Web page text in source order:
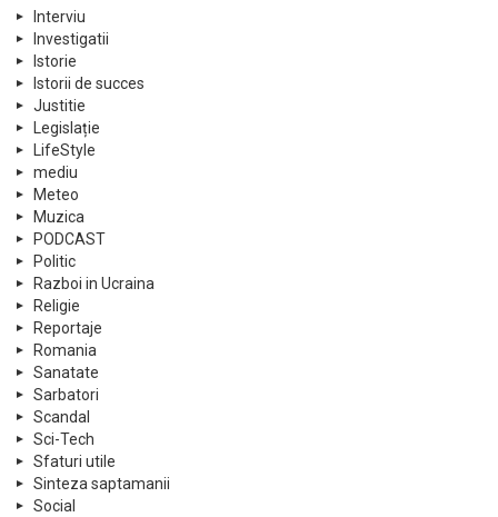
Interviu
Investigatii
Istorie
Istorii de succes
Justitie
Legislație
LifeStyle
mediu
Meteo
Muzica
PODCAST
Politic
Razboi in Ucraina
Religie
Reportaje
Romania
Sanatate
Sarbatori
Scandal
Sci-Tech
Sfaturi utile
Sinteza saptamanii
Social